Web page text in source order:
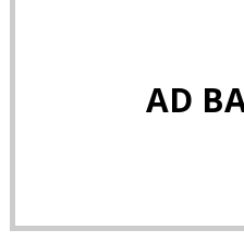
AD